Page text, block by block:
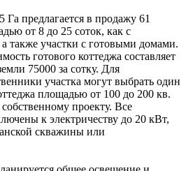
Га предлагается в продажу 61
от 8 до 25 соток, как с
также участки с готовыми домами.
готового коттеджа составляет
75000 за сотку. Для
участка могут выбрать один
площадью от 100 до 200 кв.
проекту. Все
к электричеству до 20 кВт,
скважины или